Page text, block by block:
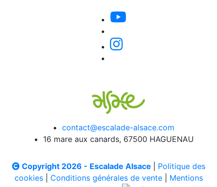
contact@escalade-alsace.com
16 mare aux canards, 67500 HAGUENAU
Copyright 2026 - Escalade Alsace
Politique des
cookies| Conditions générales de vente| Mentions